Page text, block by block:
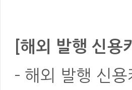
[해외 발행 신용
- 해외 발행 신